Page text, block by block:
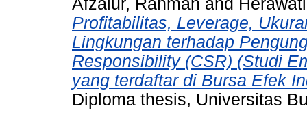
Profitabilitas, Leverage,
Lingkungan terhadap
Responsibility (CSR) (Studi
yang terdaftar di Bursa Efek
Diploma thesis, Universitas